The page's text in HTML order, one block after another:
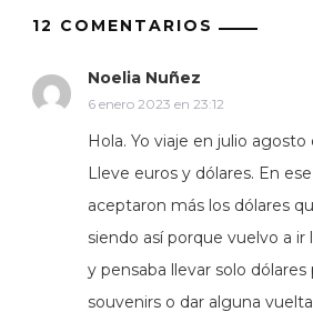
12 COMENTARIOS
Noelia Nuñez
6 enero 2023 en 23:12
Hola. Yo viaje en julio agosto
Lleve euros y dólares. En
aceptaron más los dólares
siendo así porque vuelvo a ir
y pensaba llevar solo dólares
souvenirs o dar alguna